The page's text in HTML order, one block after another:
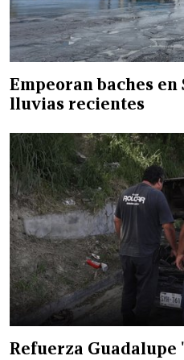
Empeoran baches
lluvias recientes
Refuerza Guadalupe